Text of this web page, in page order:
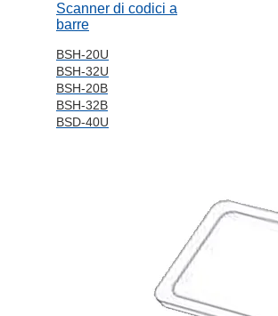
Scanner di codici a
barre
BSH-20U
BSH-32U
BSH-20B
BSH-32B
BSD-40U